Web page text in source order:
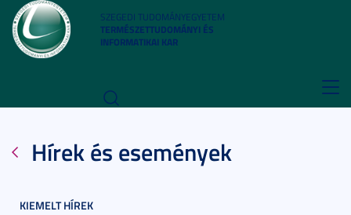
SZEGEDI TUDOMÁNYEGYETEM
TERMÉSZETTUDOMÁNYI ÉS
INFORMATIKAI KAR
Hírek és események
KIEMELT HÍREK